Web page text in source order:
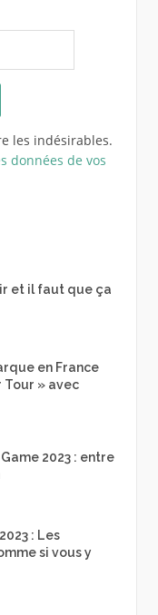
les indésirables.
données de vos
et il faut que ça
en France
Tour » avec
2023 : entre
: Les
si vous y